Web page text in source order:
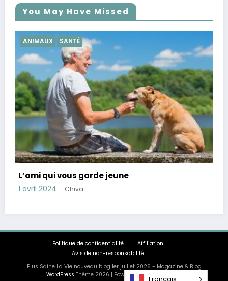
You May Have Missed
SANTÉ
Conseils pour réduire le cortisol, hormone du
stress
Politique de confidentialité
Affiliation
Avis de non-responsabilité
Plus Saine La Vie nouveau blog 1er juillet 2026 - Magazine & Blog